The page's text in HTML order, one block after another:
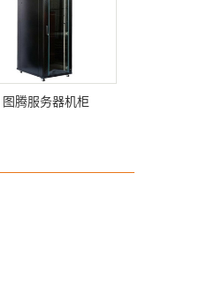
图腾服务器机柜